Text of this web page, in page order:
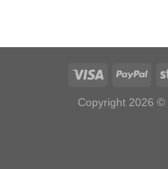
Copyright 2026 ©